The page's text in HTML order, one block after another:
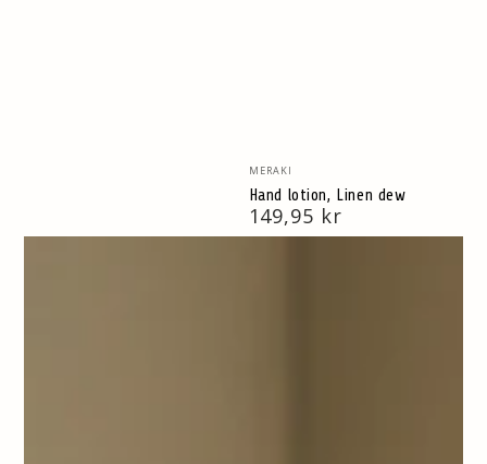
Vendor:
MERAKI
Hand lotion, Linen dew
Normal
pris
149,95 kr